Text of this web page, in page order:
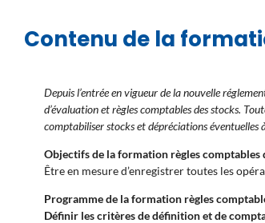
Contenu de la
Depuis l’entrée en vigueur de la nouvelle
d’évaluation et règles comptables des stocks.
comptabiliser stocks et dépréciations éventuelles
Objectifs de la formation règles comptables
Être en mesure d’enregistrer toutes les
Programme de la formation règles
Définir les critères de définition et de